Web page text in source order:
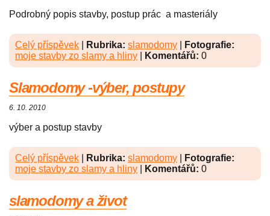
Podrobný popis stavby, postup prác a masteriály
Celý příspěvek Rubrika: slamodomy
Fotografie:
moje stavby zo slamy a hliny
Komentářů: 0
Slamodomy -výber, postupy
6. 10. 2010
výber a postup stavby
Celý příspěvek Rubrika: slamodomy
Fotografie:
moje stavby zo slamy a hliny
Komentářů: 0
slamodomy a život